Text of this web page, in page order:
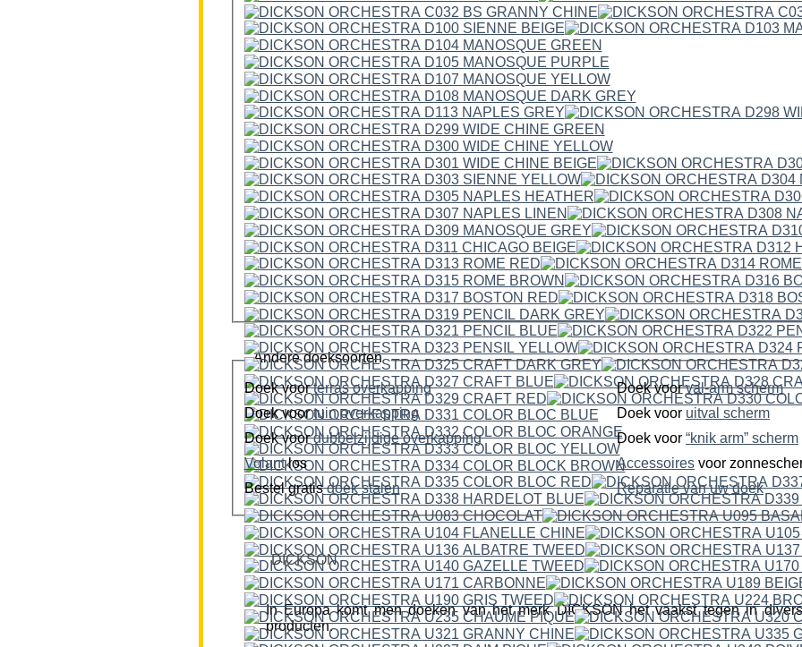
Andere doeksoorten
Doek voorterras overkapping Doek voor
val-arm scherm
Doek voor
tuin overkapping Doek voor
uitval scherm
Doek voor
dubbelzijdige overkapping Doek voor
“knik arm” scherm
Volantlos Accessoires voor
Bestel gratis doek stalen Reparatie van uw doek
DICKSON
In Europa komt men doeken van het merk DICKSON het vaakst tegen in
producten.